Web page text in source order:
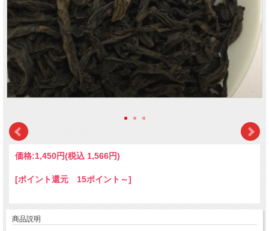
価格:1,450円(税込 1,566円)
[ポイント還元 15ポイント～]
商品説明